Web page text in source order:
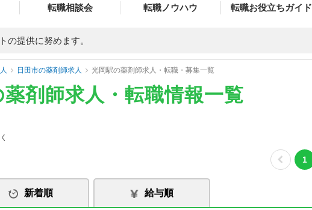
転職相談会 転職ノウハウ 転職お役立ちガイド
の提供に努めます。
日田市の薬剤師求人 光岡駅の薬剤師求人・転職・募集一覧
剤師求人・転職情報一覧
1
新着順 給与順